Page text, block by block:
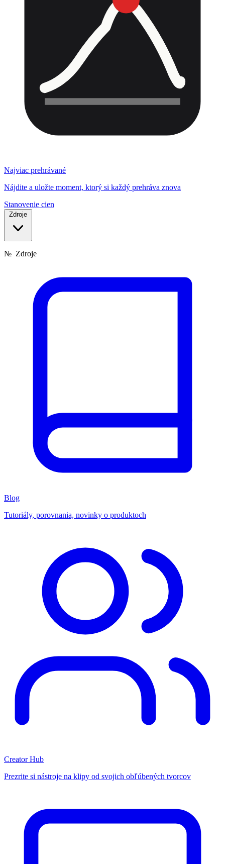
Najviac prehrávané
Nájdite a uložte moment, ktorý si každý prehráva znova
Stanovenie cien
Zdroje
№ Zdroje
Blog
Tutoriály, porovnania, novinky o produktoch
Creator Hub
Prezrite si nástroje na klipy od svojich obľúbených tvorcov